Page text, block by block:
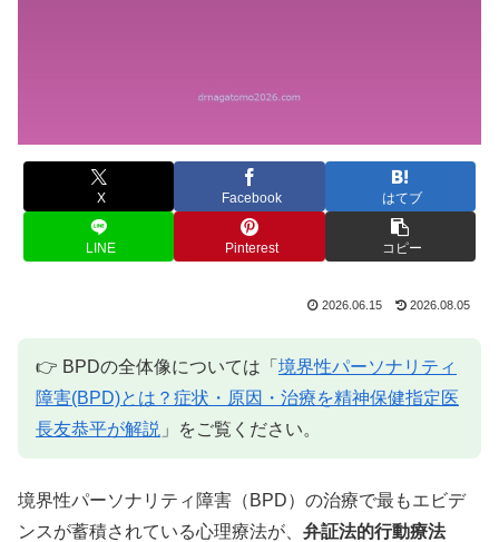
X Facebook はてブ
LINE Pinterest コピー
2026.06.15 2026.08.05
👉 BPDの全体像については「 境界性パーソナリティ
障害(BPD)とは？症状・原因・治療を精神保健指定医
長友恭平が解説 」をご覧ください。
境界性パーソナリティ障害（BPD）の治療で最もエビデ
ンスが蓄積されている心理療法が、 弁証法的行動療法